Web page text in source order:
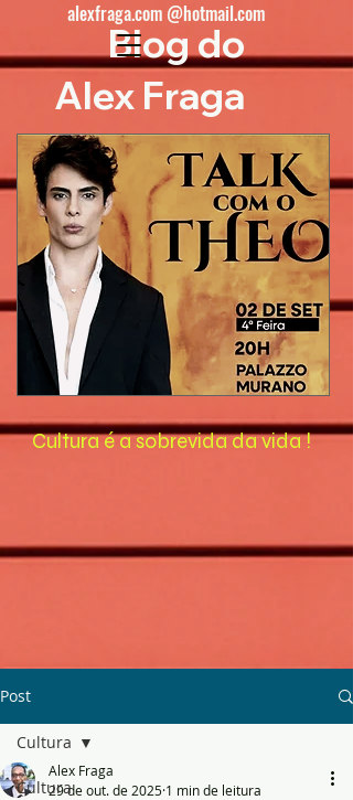
Cultura é a sobrevida da vida !
Blog do
Alex Fraga
alexfraga.com @hotmail.com
Post
Cultura
Cultura
Alex Fraga
29 de out. de 2025 1 min de leitura